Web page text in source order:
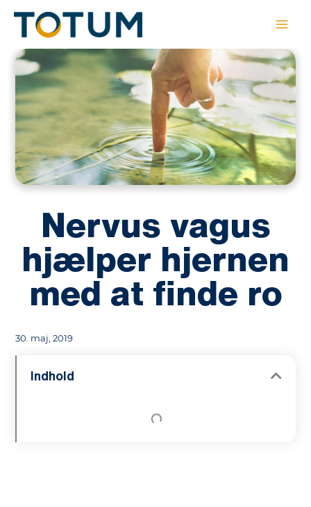
indholdet
Nervus vagus
hjælper hjernen
med at finde ro
30. maj, 2019
Indhold